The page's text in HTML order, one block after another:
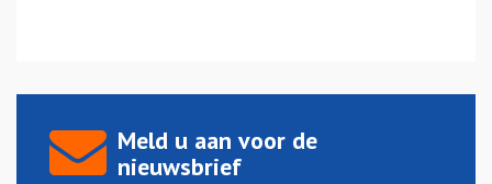
Meld u aan voor de
nieuwsbrief